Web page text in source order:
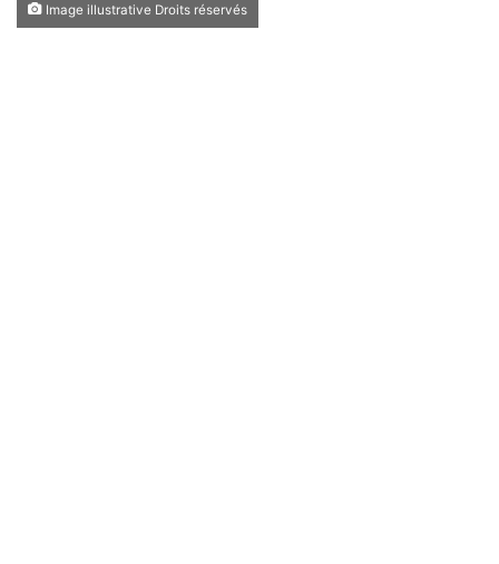
Image illustrative Droits réservés